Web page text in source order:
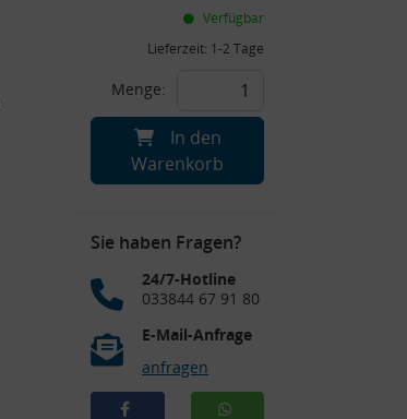
Verfügbar
Lieferzeit: 1-2 Tage
Menge:
In den
Warenkorb
Sie haben Fragen?
24/7-Hotline
033844 67 91 80
E-Mail-Anfrage
anfragen